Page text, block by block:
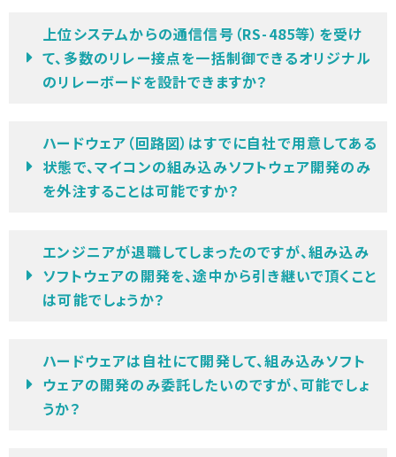
上位システムからの通信信号（RS-485等）を受け
て、多数のリレー接点を一括制御できるオリジナル
のリレーボードを設計できますか？
ハードウェア（回路図）はすでに自社で用意してある
状態で、マイコンの組み込みソフトウェア開発のみ
を外注することは可能ですか？
エンジニアが退職してしまったのですが、組み込み
ソフトウェアの開発を、途中から引き継いで頂くこと
は可能でしょうか？
ハードウェアは自社にて開発して、組み込みソフト
ウェアの開発のみ委託したいのですが、可能でしょ
うか？